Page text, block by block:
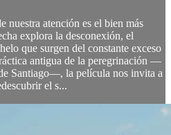
nuestra atención es el bien más
explora la desconexión, el
que surgen del constante exceso
antigua de la peregrinación —
Santiago—, la película nos invita a
el s...